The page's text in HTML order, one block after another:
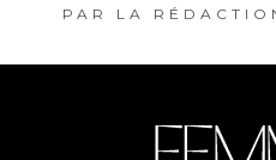
PAR LA